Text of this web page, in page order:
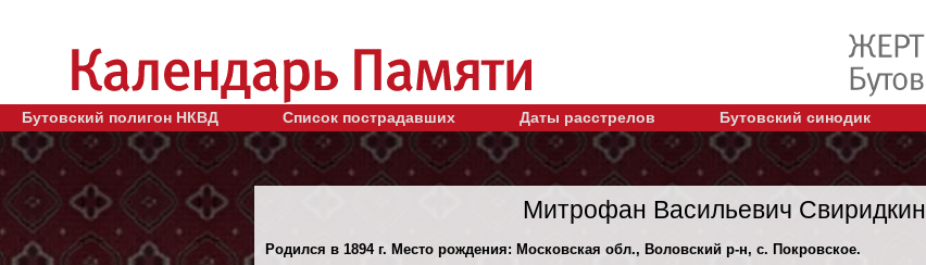
Бутовский полигон НКВД Список пострадавших Даты расстрелов Бутовский синодик
Митрофан Васильевич Свиридкин
Родился в 1894 г. Место рождения: Московская обл., Воловский р-н, с. Покровское.